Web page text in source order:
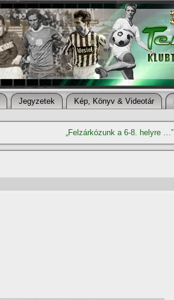
Jegyzetek Kép, Könyv & Videotár
„Felzárkózunk a 6-8. helyre …”